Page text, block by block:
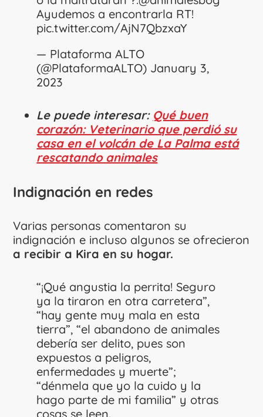
Ayudemos a encontrarla RT!
pic.twitter.com/AjN7QbzxaY
— Plataforma ALTO
(@PlataformaALTO) January 3,
2023
Le puede interesar: Qué buen
corazón: Veterinario que perdió su
casa en el volcán de La Palma está
rescatando animales
Indignación en redes
Varias personas comentaron su
indignación e incluso algunos se ofrecieron
a recibir a Kira en su hogar.
“¡Qué angustia la perrita! Seguro
ya la tiraron en otra carretera”,
“hay gente muy mala en esta
tierra”, “el abandono de animales
debería ser delito, pues son
expuestos a peligros,
enfermedades y muerte”;
“dénmela que yo la cuido y la
hago parte de mi familia” y otras
cosas se leen.